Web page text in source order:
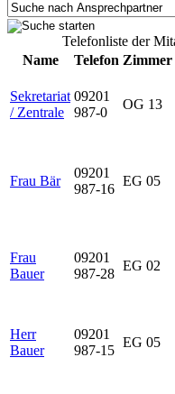
Telefonliste der
Name
Telefon Zimmer
Sekretariat
/ Zentrale
09201
987-0
OG 13
Frau Bär
09201
987-16
EG 05
Frau
Bauer
09201
987-28
EG 02
Herr
Bauer
09201
987-15
EG 05